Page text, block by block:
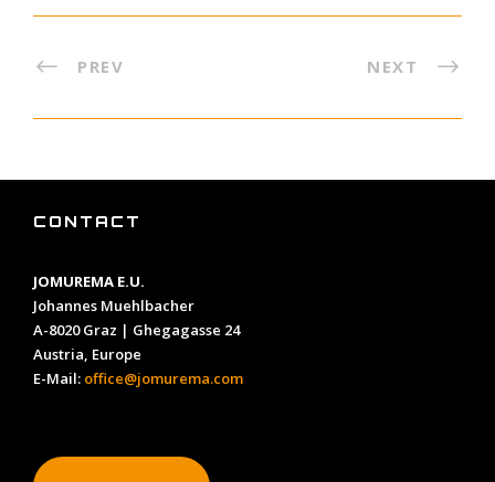
PREV NEXT
CONTACT
JOMUREMA E.U.
Johannes Muehlbacher
A-8020 Graz | Ghegagasse 24
Austria, Europe
E-Mail: office@jomurema.com